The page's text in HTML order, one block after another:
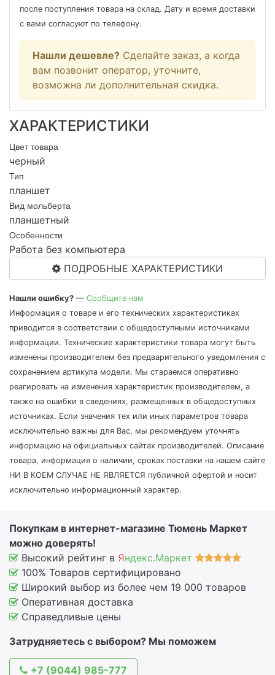
после поступления товара на склад. Дату и время доставки
с вами согласуют по телефону.
Нашли дешевле? Сделайте заказ, а когда
вам позвонит оператор, уточните,
возможна ли дополнительная скидка.
ХАРАКТЕРИСТИКИ
Цвет товара
черный
Тип
планшет
Вид мольберта
планшетный
Особенности
Работа без компьютера
ПОДРОБНЫЕ ХАРАКТЕРИСТИКИ
Нашли ошибку? — Сообщите нам
Информация о товаре и его технических характеристиках
приводится в соответствии с общедоступными источниками
информации. Технические характеристики товара могут быть
изменены производителем без предварительного уведомления с
сохранением артикула модели. Мы стараемся оперативно
реагировать на изменения характеристик производителем, а
также на ошибки в сведениях, размещенных в общедоступных
источниках. Если значения тех или иных параметров товара
исключительно важны для Вас, мы рекомендуем уточнять
информацию на официальных сайтах производителей. Описание
товара, информация о наличии, сроках поставки на нашем сайте
НИ В КОЕМ СЛУЧАЕ НЕ ЯВЛЯЕТСЯ публичной офертой и носит
исключительно информационный характер.
Покупкам в интернет-магазине Тюмень Маркет
можно доверять!
Высокий рейтинг в Яндекс.Маркет
100% Товаров сертифицировано
Широкий выбор из более чем 19 000 товаров
Оперативная доставка
Справедливые цены
Затрудняетесь с выбором? Мы поможем
+7 (9044) 985-777